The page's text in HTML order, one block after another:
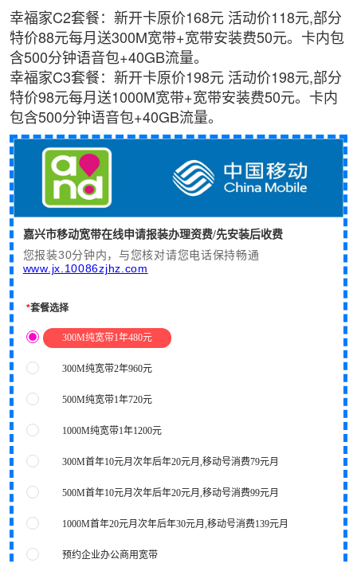
幸福家C2套餐：新开卡原价168元 活动价118元,部分
特价88元每月送300M宽带+宽带安装费50元。卡内包
含500分钟语音包+40GB流量。
幸福家C3套餐：新开卡原价198元 活动价198元,部分
特价98元每月送1000M宽带+宽带安装费50元。卡内
包含500分钟语音包+40GB流量。